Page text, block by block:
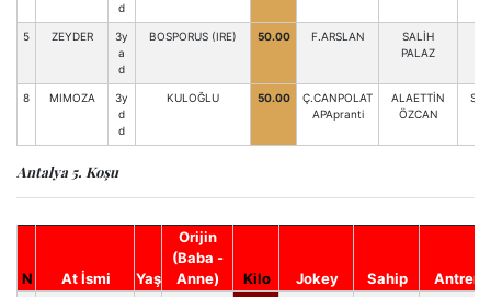
d
5 ZEYDER
3y
a
d
BOSPORUS (IRE) 50.00 F.ARSLAN
SALİH
PALAZ
8 MIMOZA
3y
d
d
KULOĞLU 50.00
Ç.CANPOLAT
APApranti
ALAETTİN
ÖZCAN
Antalya 5. Koşu
N At İsmi Yaş
Orijin
(Baba -
Anne)
Kilo Jokey Sahip